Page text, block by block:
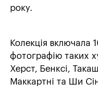
року.
Колекція включала
фотографію таких
Херст, Бенксі,
Маккартні та Ши